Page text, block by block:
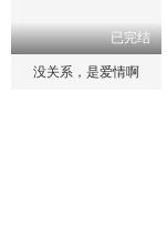
已完结
没关系，是爱情啊